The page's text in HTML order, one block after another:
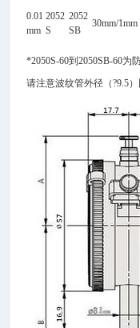
0.01
mm
2052
S
2052
SB
30mm/1mm
*2050S-60到2050SB-60为
请注意波纹管外径（?9.5）